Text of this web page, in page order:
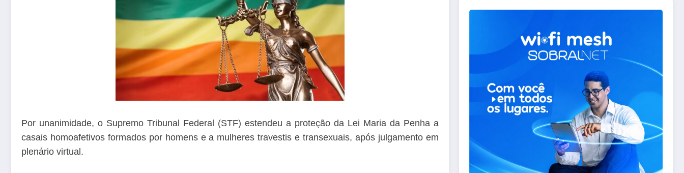
Por unanimidade, o Supremo Tribunal Federal (STF) estendeu a proteção da Lei Maria da Penha a
casais homoafetivos formados por homens e a mulheres travestis e transexuais, após julgamento em
plenário virtual.